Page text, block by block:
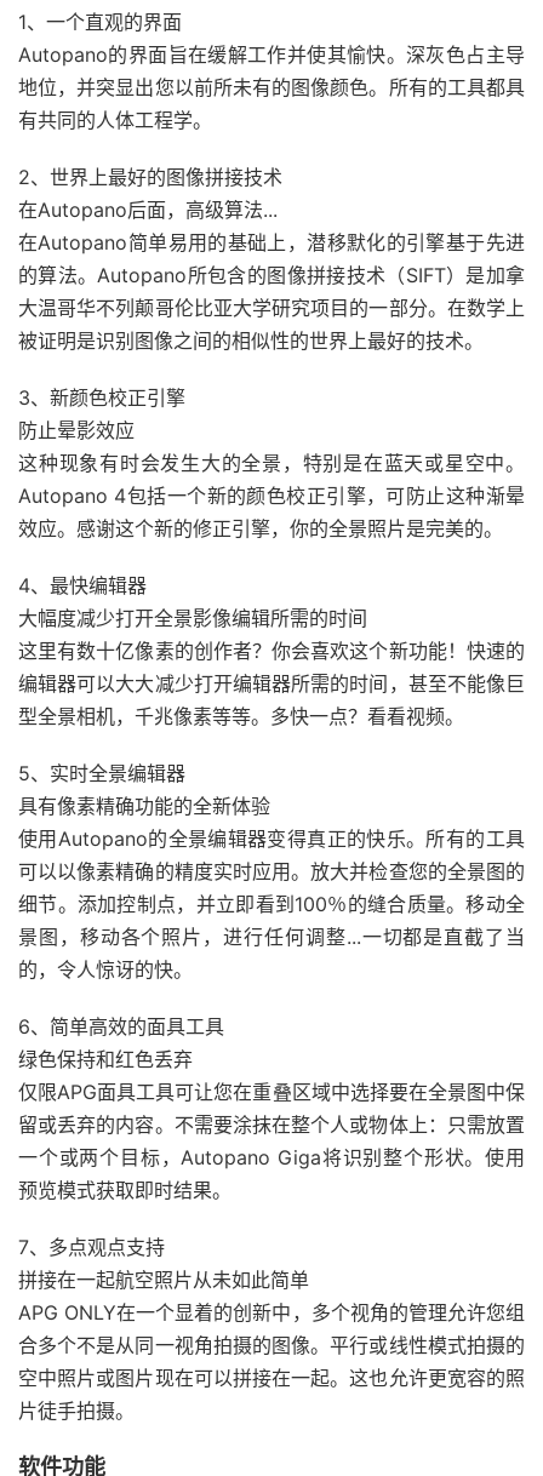
1、一个直观的界面
Autopano的界面旨在缓解工作并使其愉快。深灰色占主导
地位，并突显出您以前所未有的图像颜色。所有的工具都具
有共同的人体工程学。
2、世界上最好的图像拼接技术
在Autopano后面，高级算法...
在Autopano简单易用的基础上，潜移默化的引擎基于先进
的算法。Autopano所包含的图像拼接技术（SIFT）是加拿
大温哥华不列颠哥伦比亚大学研究项目的一部分。在数学上
被证明是识别图像之间的相似性的世界上最好的技术。
3、新颜色校正引擎
防止晕影效应
这种现象有时会发生大的全景，特别是在蓝天或星空中。
Autopano 4包括一个新的颜色校正引擎，可防止这种渐晕
效应。感谢这个新的修正引擎，你的全景照片是完美的。
4、最快编辑器
大幅度减少打开全景影像编辑所需的时间
这里有数十亿像素的创作者？你会喜欢这个新功能！快速的
编辑器可以大大减少打开编辑器所需的时间，甚至不能像巨
型全景相机，千兆像素等等。多快一点？看看视频。
5、实时全景编辑器
具有像素精确功能的全新体验
使用Autopano的全景编辑器变得真正的快乐。所有的工具
可以以像素精确的精度实时应用。放大并检查您的全景图的
细节。添加控制点，并立即看到100％的缝合质量。移动全
景图，移动各个照片，进行任何调整...一切都是直截了当
的，令人惊讶的快。
6、简单高效的面具工具
绿色保持和红色丢弃
仅限APG面具工具可让您在重叠区域中选择要在全景图中保
留或丢弃的内容。不需要涂抹在整个人或物体上：只需放置
一个或两个目标，Autopano Giga将识别整个形状。使用
预览模式获取即时结果。
7、多点观点支持
拼接在一起航空照片从未如此简单
APG ONLY在一个显着的创新中，多个视角的管理允许您组
合多个不是从同一视角拍摄的图像。平行或线性模式拍摄的
空中照片或图片现在可以拼接在一起。这也允许更宽容的照
片徒手拍摄。
软件功能